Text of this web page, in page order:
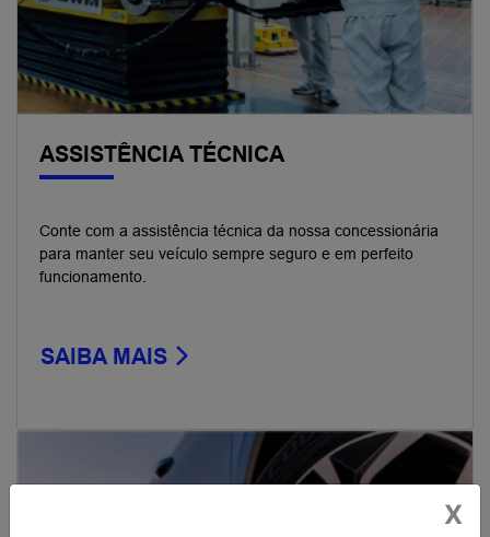
ASSISTÊNCIA TÉCNICA
Conte com a assistência técnica da nossa concessionária
para manter seu veículo sempre seguro e em perfeito
funcionamento.
SAIBA MAIS
X